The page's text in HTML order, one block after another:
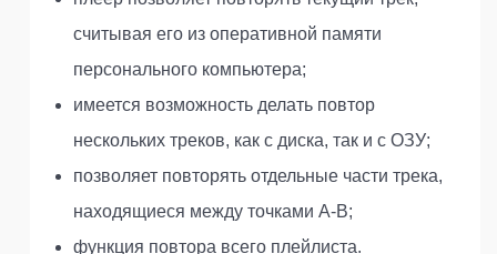
считывая его из оперативной памяти
персонального компьютера;
имеется возможность делать повтор
нескольких треков, как с диска, так и с ОЗУ;
позволяет повторять отдельные части трека,
находящиеся между точками A-B;
функция повтора всего плейлиста.